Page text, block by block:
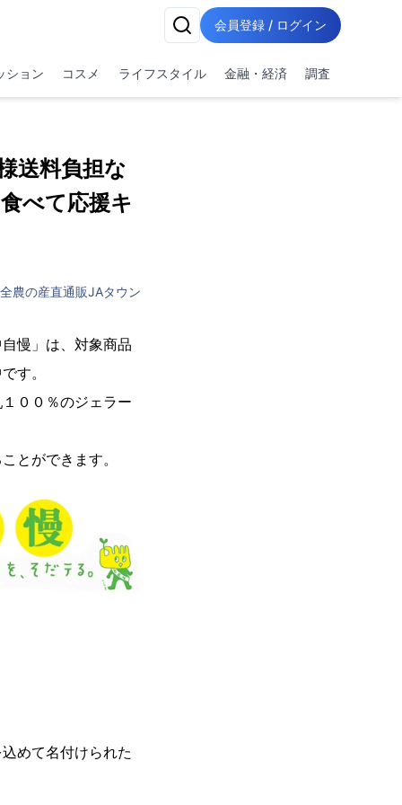
会員登録 / ログイン
ション コスメ ライフスタイル 金融・経済 調査
送料負担な
べて応援キ
農の産直通販JAタウン
慢」は、対象商品
す。
００％のジェラー
とができます。
めて名付けられた